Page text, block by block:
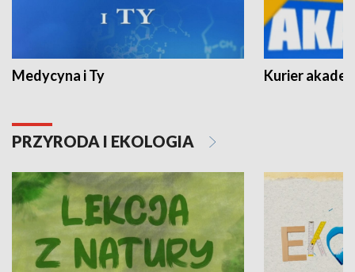
Medycyna i Ty Kurier
PRZYRODA I EKOLOGIA